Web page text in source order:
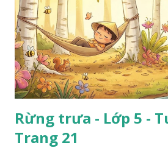
Rừng trưa - Lớp 5 -
Trang 21